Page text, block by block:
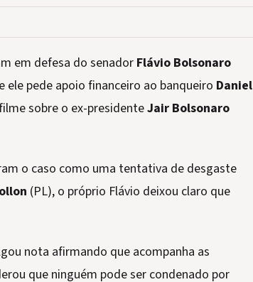
em defesa do senadorFlávio Bolsonaro
pede apoio financeiro ao banqueiro Daniel
sobre o ex-presidenteJair Bolsonaro
o caso como uma tentativa de desgaste
(PL), o próprio Flávio deixou claro que
nota afirmando que acompanha as
que ninguém pode ser condenado por